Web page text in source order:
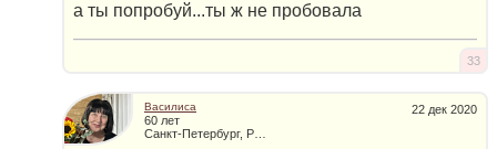
а ты попробуй...ты ж не пробовала
33
22 дек 2020
Василиса
60 лет